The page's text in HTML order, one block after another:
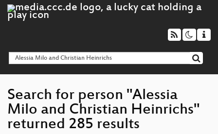
Search for person "Alessia
Milo and Christian Heinrichs"
returned 285 results